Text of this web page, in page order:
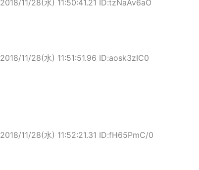
2018/11/28(水) 11:50:41.21 ID:tzNaAv6aO
2018/11/28(水) 11:51:51.96 ID:aosk3zIC0
2018/11/28(水) 11:52:21.31 ID:fH65PmC/0